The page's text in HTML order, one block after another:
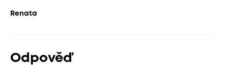
Renata
Odpověď